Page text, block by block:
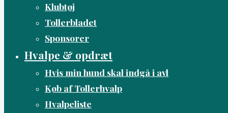
Klubtøj
Tollerbladet
Sponsorer
Hvalpe & opdræt
Hvis min hund skal indgå i avl
Køb af Tollerhvalp
Hvalpeliste